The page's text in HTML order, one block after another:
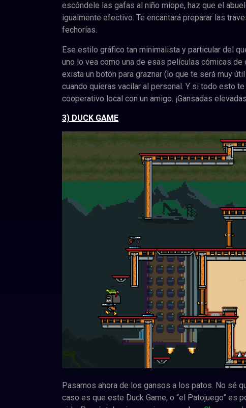
escóndele las gafas al niño miope, haz que el
igualmente efectivo. Te encantará preparar las
fechorías.
Ese estilo gráfico tan minimalista y particular del
uno lo vea como una de esas películas cómicas
exista un botón para graznar (lo que te será muy
cuando quieras vacilar al personal. Y si todo esto
cooperativo local con un amigo. ¡Gansadas
3) DUCK GAME
Pasamos ahora de los gansos a los patos. No sé
caso es que este Duck Game, o “el Patojuego”